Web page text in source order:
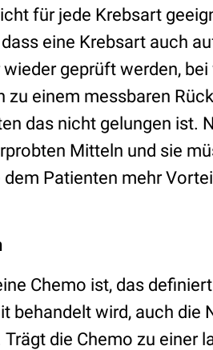
für jede Krebsart
eine Krebsart auch
geprüft werden,
zu einem messbaren
das nicht gelungen ist.
Mitteln und sie
dem Patienten mehr
Chemo ist, das
behandelt wird, auch die
die Chemo zu einer